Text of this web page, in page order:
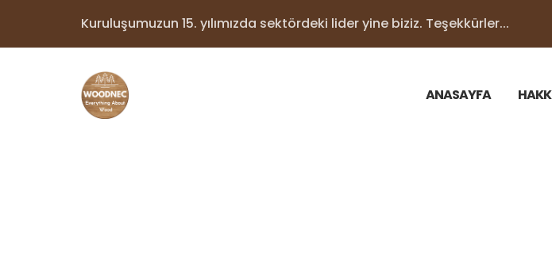
Kuruluşumuzun 15. yılımızda sektördeki lider yine biziz. Teşekkürler...
ANASAYFA